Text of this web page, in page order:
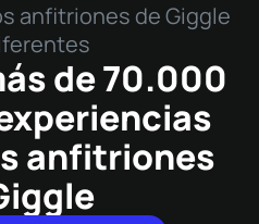
anfitriones de Giggle
de 70.000
anfitriones